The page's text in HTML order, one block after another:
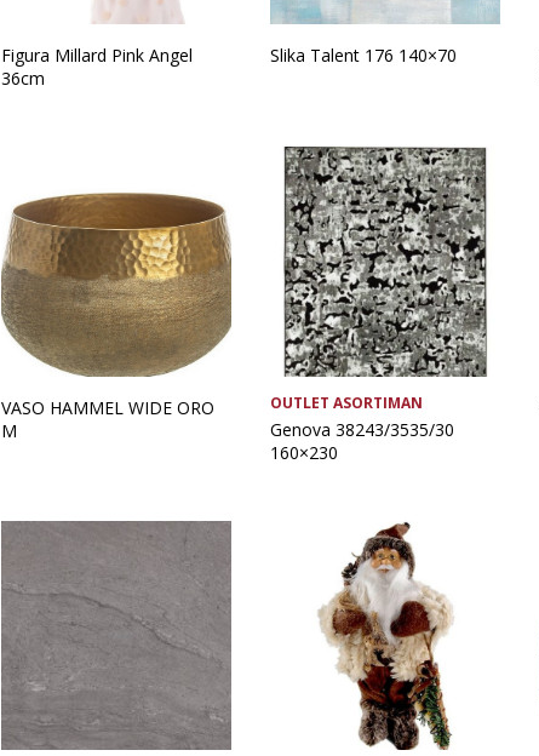
Figura Millard Pink Angel
36cm
Slika Talent 176 140×70
VASO HAMMEL WIDE ORO
M
OUTLET ASORTIMAN
Genova 38243/3535/30
160×230